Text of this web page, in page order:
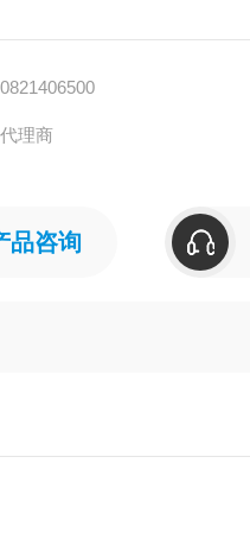
颗粒大小 max. 5 µm
理商
品咨询